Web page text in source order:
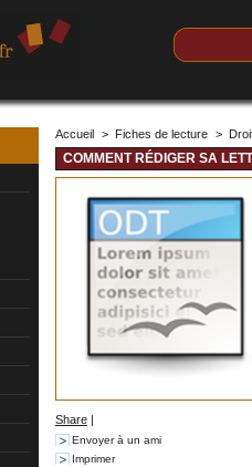
Accueil > Fiches de lecture >
COMMENT RÉDIGER SA
Share |
Envoyer à un ami
Imprimer